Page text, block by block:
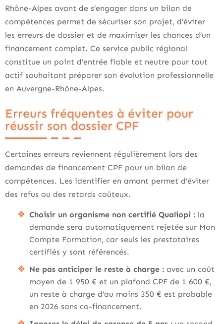
Rhône-Alpes avant de s’engager dans un bilan de
compétences permet de sécuriser son projet, d’éviter
les erreurs de dossier et de maximiser les chances d’un
financement complet. Ce service public régional
constitue un point d’entrée fiable et neutre pour tout
actif souhaitant préparer son évolution professionnelle
en Auvergne-Rhône-Alpes.
Erreurs fréquentes à éviter pour
réussir son dossier CPF
Certaines erreurs reviennent régulièrement lors des
demandes de financement CPF pour un bilan de
compétences. Les identifier en amont permet d’éviter
des refus ou des retards coûteux.
Choisir un organisme non certifié Qualiopi : la
demande sera automatiquement rejetée sur Mon
Compte Formation, car seuls les prestataires
certifiés y sont référencés.
Ne pas anticiper le reste à charge : avec un coût
moyen de 1 950 € et un plafond CPF de 1 600 €,
un reste à charge d’au moins 350 € est probable
en 2026 sans co-financement.